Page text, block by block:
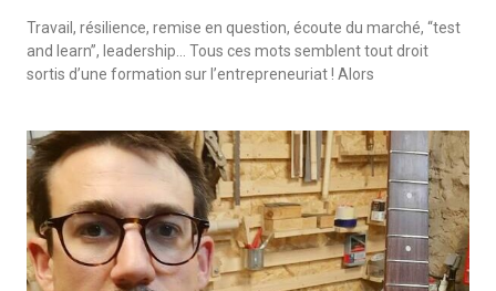
Travail, résilience, remise en question, écoute du marché, “test
and learn”, leadership… Tous ces mots semblent tout droit
sortis d’une formation sur l’entrepreneuriat ! Alors